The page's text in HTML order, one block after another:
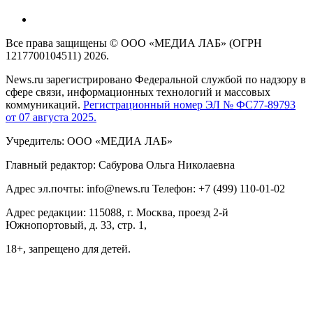
Все права защищены © ООО «МЕДИА ЛАБ» (ОГРН
1217700104511) 2026.
News.ru зарегистрировано Федеральной службой по надзору в
сфере связи, информационных технологий и массовых
коммуникаций. Регистрационный номер ЭЛ № ФС77-89793
от 07 августа 2025.
Учредитель: ООО «МЕДИА ЛАБ»
Главный редактор: Сабурова Ольга Николаевна
Адрес эл.почты: info@news.ru Телефон: +7 (499) 110-01-02
Адрес редакции: 115088, г. Москва, проезд 2-й
Южнопортовый, д. 33, стр. 1,
18+, запрещено для детей.